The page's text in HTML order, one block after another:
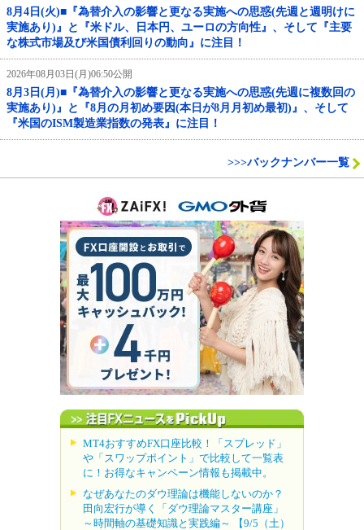
8月4日(火)■『為替介入の影響と更なる実施への思惑(先週と週明けに
実施あり)』と『米ドル、日本円、ユーロの方向性』、そして『主要
な株式市場及び米国債利回りの動向』に注目！
2026年08月03日(月)06:50公開
8月3日(月)■『為替介入の影響と更なる実施への思惑(先週に複数回の
実施あり)』と『8月の月初め要因(本日が8月月初め最初)』、そして
『米国のISM製造業指数の発表』に注目！
>>>バックナンバー一覧
MT4おすすめFX口座比較！「スプレッド」
や「スワップポイント」で比較して一覧表
に！お得なキャンペーン情報も掲載中。
なぜあなたのダウ理論は機能しないのか？
田向宏行が導く「ダウ理論マスター講座」
～時間軸の基礎知識と実践編～ 【9/5（土）